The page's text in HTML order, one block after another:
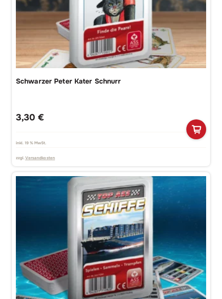
Schwarzer Peter Kater Schnurr
3,30 €
inkl. 19 % MwSt.
zzgl. Versandkosten